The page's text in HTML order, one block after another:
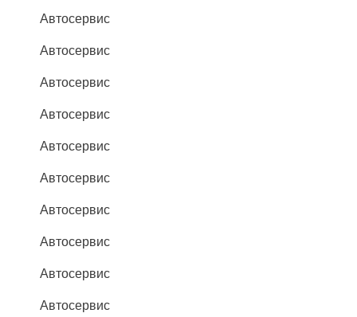
Автосервис
Автосервис
Автосервис
Автосервис
Автосервис
Автосервис
Автосервис
Автосервис
Автосервис
Автосервис